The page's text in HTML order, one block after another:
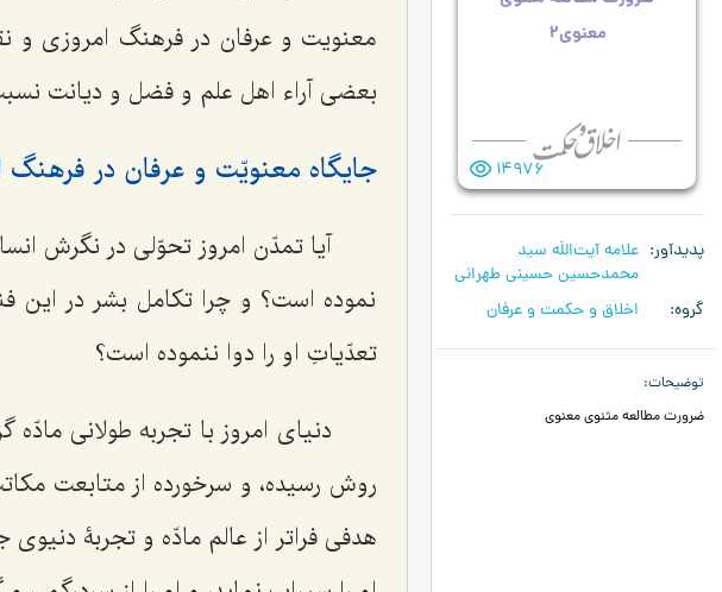
معنوی2
14976
پدیدآور
علامه آیت‌اللَه سید
محمدحسین حسینی طهرانی
گروه
اخلاق و حکمت و عرفان
توضیحات
ضرورت مطالعه مثنوی معنوی
معنویت و عرفان در فرهنگ امروزی و
بعضی آراء اهل علم و فضل و دیانت
جايگاه معنويّت و عرفان در فرهنگ
آيا تمدّن امروز تحوّلى در نگرش
نموده است؟ و چرا تكامل بشر در اين
تعدّياتِ او را دوا ننموده است؟
دنياى امروز با تجربه طولانى
روش رسيده، و سرخورده از متابعت
هدفى فراتر از عالم مادّه و تجربۀ